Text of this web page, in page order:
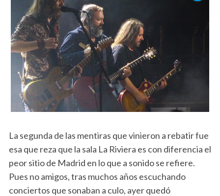
La segunda de las mentiras que vinieron a rebatir fue
esa que reza que la sala La Riviera es con diferencia el
peor sitio de Madrid en lo que a sonido se refiere.
Pues no amigos, tras muchos años escuchando
conciertos que sonaban a culo, ayer quedó